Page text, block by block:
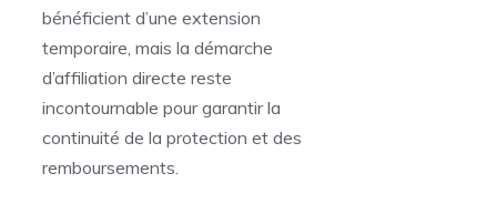
bénéficient d’une extension
temporaire, mais la démarche
d’affiliation directe reste
incontournable pour garantir la
continuité de la protection et des
remboursements.